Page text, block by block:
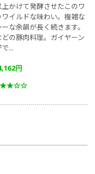
かけて発酵させたこのワ
イルドな味わい。複雑な
な余韻が長く続きます。
の豚肉料理。ガイヤーン
...
円